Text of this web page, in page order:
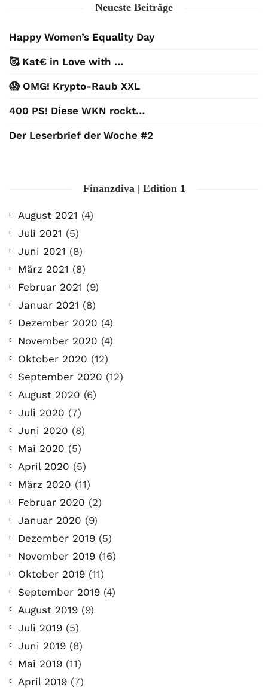
Neueste Beiträge
Happy Women’s Equality Day
🥰 Kat€ in Love with …
😱 OMG! Krypto-Raub XXL
400 PS! Diese WKN rockt…
Der Leserbrief der Woche #2
Finanzdiva | Edition 1
August 2021 (4)
Juli 2021 (5)
Juni 2021 (8)
März 2021 (8)
Februar 2021 (9)
Januar 2021 (8)
Dezember 2020 (4)
November 2020 (4)
Oktober 2020 (12)
September 2020 (12)
August 2020 (6)
Juli 2020 (7)
Juni 2020 (8)
Mai 2020 (5)
April 2020 (5)
März 2020 (11)
Februar 2020 (2)
Januar 2020 (9)
Dezember 2019 (5)
November 2019 (16)
Oktober 2019 (11)
September 2019 (4)
August 2019 (9)
Juli 2019 (5)
Juni 2019 (8)
Mai 2019 (11)
April 2019 (7)